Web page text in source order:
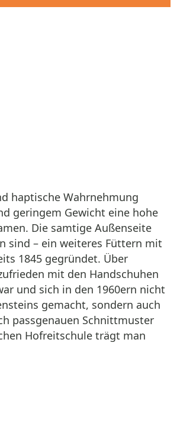
haptische Wahrnehmung
geringem Gewicht eine hohe
Die samtige Außenseite
sind – ein weiteres Füttern mit
1845 gegründet. Über
mit den Handschuhen
und sich in den 1960ern nicht
gemacht, sondern auch
passgenauen Schnittmuster
Hofreitschule trägt man